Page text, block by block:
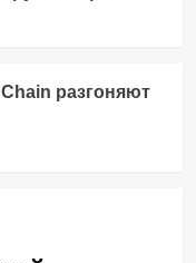
разгоняют